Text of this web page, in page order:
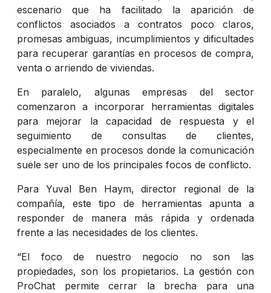
escenario que ha facilitado la aparición de
conflictos asociados a contratos poco claros,
promesas ambiguas, incumplimientos y dificultades
para recuperar garantías en procesos de compra,
venta o arriendo de viviendas.
En paralelo, algunas empresas del sector
comenzaron a incorporar herramientas digitales
para mejorar la capacidad de respuesta y el
seguimiento de consultas de clientes,
especialmente en procesos donde la comunicación
suele ser uno de los principales focos de conflicto.
Para Yuval Ben Haym, director regional de la
compañía, este tipo de herramientas apunta a
responder de manera más rápida y ordenada
frente a las necesidades de los clientes.
“El foco de nuestro negocio no son las
propiedades, son los propietarios. La gestión con
ProChat permite cerrar la brecha para una